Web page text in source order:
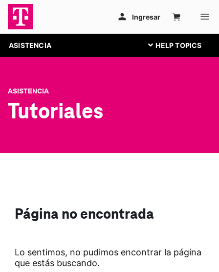
ASISTENCIA
ASISTENCIA
Tutoriales